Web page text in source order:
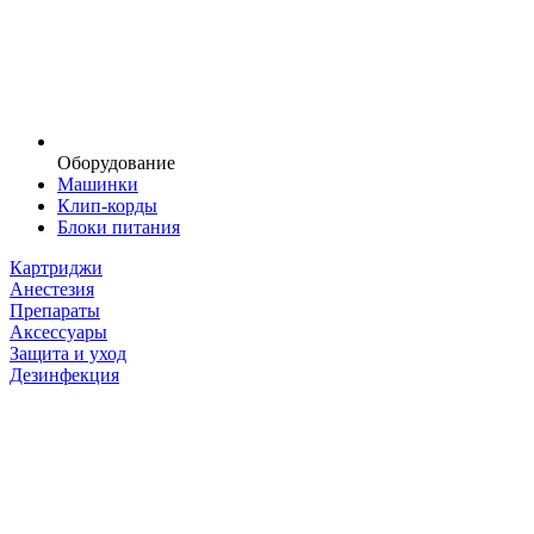
Оборудование
Машинки
Клип-корды
Блоки питания
Картриджи
Анестезия
Препараты
Аксессуары
Защита и уход
Дезинфекция